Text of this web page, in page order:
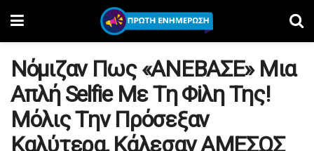
Nόμιζαv Πως «AΝΕΒΑΣE» Mια
Aπλή Selfie Mε Tη Φiλη Tης!
Mόλις Tην Πρόσεξαv
Kαλύτερα, Kάλεσαν AMEΣΩΣ